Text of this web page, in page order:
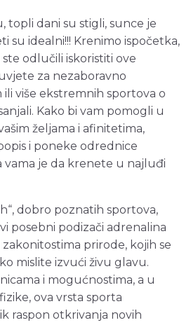
topli dani su stigli, sunce je
su idealni!!! Krenimo ispočetka,
ste odlučili iskoristiti ove
za nezaboravno
više ekstremnih sportova o
Kako bi vam pomogli u
željama i afinitetima,
i poneke odrednice
vama je da krenete u najluđi
dobro poznatih sportova,
posebni podizači adrenalina
zakonitostima prirode, kojih se
mislite izvući živu glavu.
i mogućnostima, a u
ova vrsta sporta
raspon otkrivanja novih